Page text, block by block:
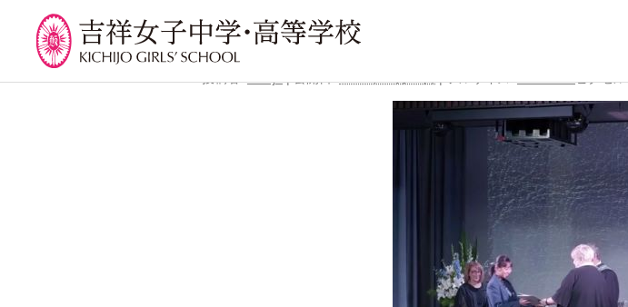
委員会活動・部活動
学校生活Q&A
進路・進学
大学合格実績
進路プログラム
卒業生のメッセージ
卒業生の活躍
IGGS表彰式吉祥からの留学生IMG_0584 (1)
投稿者: kichijo | 公開日: 2020年10月22日 |フルサイズ:480 × 360ピクセル